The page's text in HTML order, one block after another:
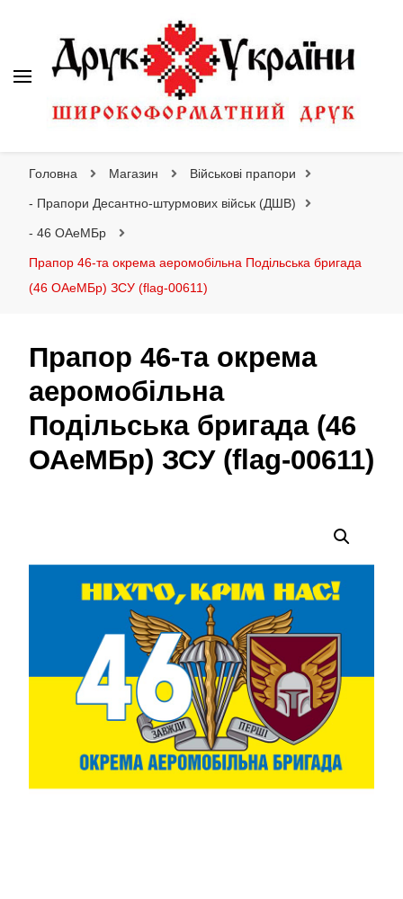
Головна Магазин Військові прапори
- Прапори Десантно-штурмових військ (ДШВ)
- 46 ОАеМБр
Прапор 46-та окрема аеромобільна Подільська бригада
(46 ОАеМБр) ЗСУ (flag-00611)
Прапор 46-та окрема
аеромобільна
Подільська бригада (46
ОАеМБр) ЗСУ (flag-00611)